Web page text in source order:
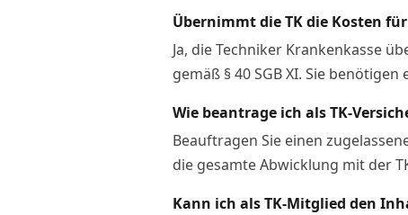
Übernimmt die TK die Kosten
Ja, die Techniker Krankenkasse
gemäß § 40 SGB XI. Sie
Wie beantrage ich als TK-
Beauftragen Sie einen
die gesamte Abwicklung mit der
Kann ich als TK-Mitglied den